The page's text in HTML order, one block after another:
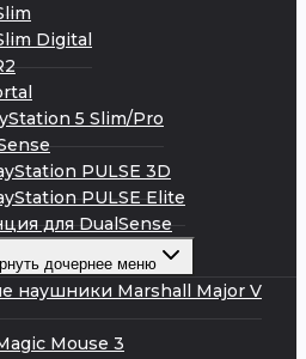
Digital
5 Slim/Pro
PULSE 3D
PULSE Elite
для DualSense
дочернее меню
наушники Marshall Major V
Mouse 3